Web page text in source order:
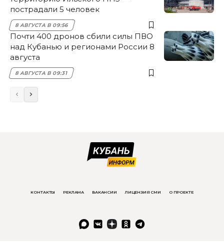
пострадали 5 человек
8 АВГУСТА В 09:56
Почти 400 дронов сбили силы ПВО
над Кубанью и регионами России 8
августа
8 АВГУСТА В 09:31
КОНТАКТЫ РЕКЛАМА ВАКАНСИИ ЛИЦЕНЗИЯ СМИ О ПРОЕКТЕ